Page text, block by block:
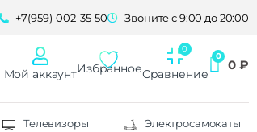
+7(959)-002-35-50 Звоните с 9:00 до 20:00
Мой аккаунтИзбранноеСравнение
0 ₽
Телевизоры Электросамокаты